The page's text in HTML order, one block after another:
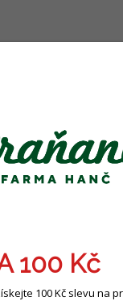
Diskuze
sterilním
hodí i do interiérů.
100 Kč
100 Kč slevu na